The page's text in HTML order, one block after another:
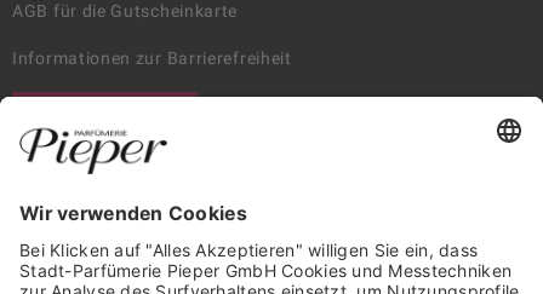
AGB für die Gutscheinkarte
Informationen zur Barrierefreiheit